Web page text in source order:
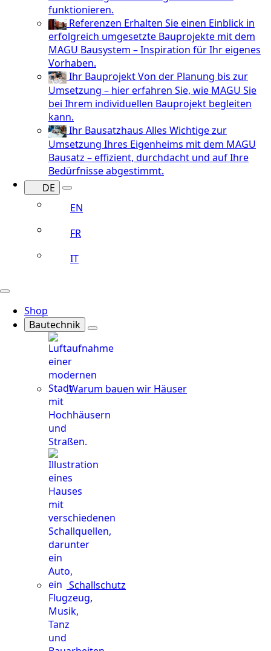
funktionieren.
Referenzen Erhalten Sie einen Einblick in
erfolgreich umgesetzte Bauprojekte mit dem
MAGU Bausystem – Inspiration für Ihr eigenes
Vorhaben.
Ihr BauprojektVon der Planung bis zur
Umsetzung – hier erfahren Sie, wie MAGU Sie
bei Ihrem individuellen Bauprojekt begleiten
kann.
Ihr Bausatzhaus Alles Wichtige zur
Umsetzung Ihres Eigenheims mit dem MAGU
Bausatz – effizient, durchdacht und auf Ihre
Bedürfnisse abgestimmt.
DE
EN
FR
IT
Shop
Bautechnik
Warum bauen wir Häuser
Schallschutz